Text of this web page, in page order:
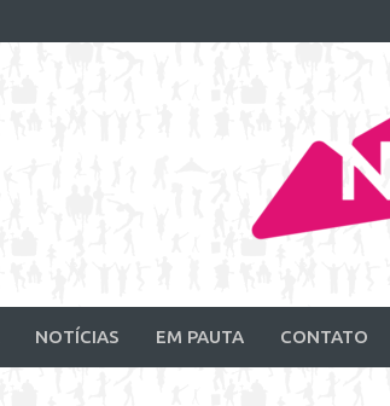
NOTÍCIAS EM PAUTA CONTATO